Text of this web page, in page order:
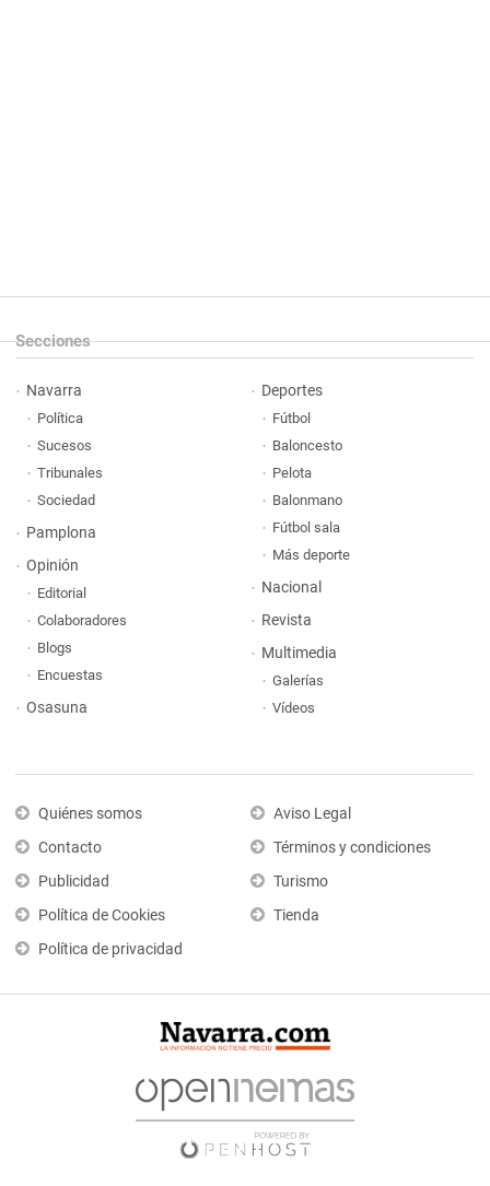
Secciones
Navarra
Política
Sucesos
Tribunales
Sociedad
Pamplona
Opinión
Editorial
Colaboradores
Blogs
Encuestas
Osasuna
Deportes
Fútbol
Baloncesto
Pelota
Balonmano
Fútbol sala
Más deporte
Nacional
Revista
Multimedia
Galerías
Vídeos
Quiénes somos
Contacto
Publicidad
Política de Cookies
Política de privacidad
Aviso Legal
Términos y condiciones
Turismo
Tienda